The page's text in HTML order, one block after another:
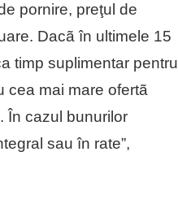
pornire, preţul de
Dacã în ultimele 15
timp suplimentar pentru
cea mai mare ofertã
În cazul bunurilor
sau în rate”,